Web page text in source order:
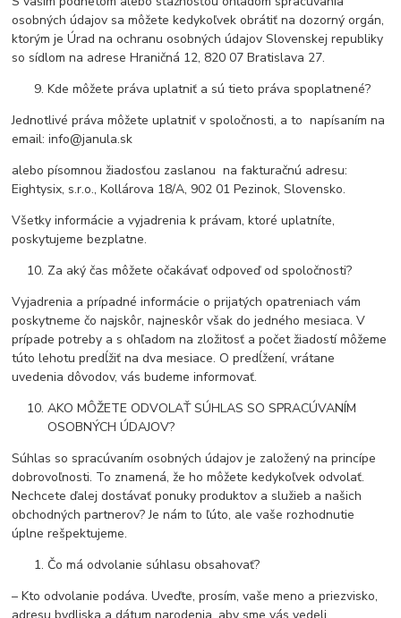
osobných údajov sa môžete kedykoľvek obrátiť na dozorný orgán,
ktorým je Úrad na ochranu osobných údajov Slovenskej republiky
so sídlom na adrese Hraničná 12, 820 07 Bratislava 27.
Kde môžete práva uplatniť a sú tieto práva spoplatnené?
Jednotlivé práva môžete uplatniť v spoločnosti, a to napísaním na
email: info@janula.sk
alebo písomnou žiadosťou zaslanou na fakturačnú adresu:
Eightysix, s.r.o., Kollárova 18/A, 902 01 Pezinok, Slovensko.
Všetky informácie a vyjadrenia k právam, ktoré uplatníte,
poskytujeme bezplatne.
Za aký čas môžete očakávať odpoveď od spoločnosti?
Vyjadrenia a prípadné informácie o prijatých opatreniach vám
poskytneme čo najskôr, najneskôr však do jedného mesiaca. V
prípade potreby a s ohľadom na zložitosť a počet žiadostí môžeme
túto lehotu predĺžiť na dva mesiace. O predĺžení, vrátane
uvedenia dôvodov, vás budeme informovať.
AKO MÔŽETE ODVOLAŤ SÚHLAS SO SPRACÚVANÍM
OSOBNÝCH ÚDAJOV?
Súhlas so spracúvaním osobných údajov je založený na princípe
dobrovoľnosti. To znamená, že ho môžete kedykoľvek odvolať.
Nechcete ďalej dostávať ponuky produktov a služieb a našich
obchodných partnerov? Je nám to ľúto, ale vaše rozhodnutie
úplne rešpektujeme.
Čo má odvolanie súhlasu obsahovať?
– Kto odvolanie podáva. Uveďte, prosím, vaše meno a priezvisko,